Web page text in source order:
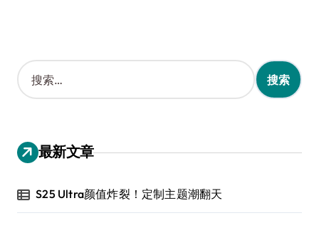
搜
索
：
最新文章
S25 Ultra颜值炸裂！定制主题潮翻天